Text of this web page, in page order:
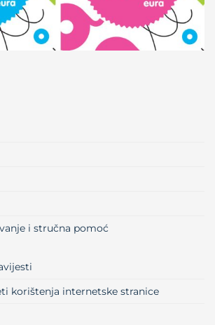
i stručna pomoć
korištenja internetske stranice